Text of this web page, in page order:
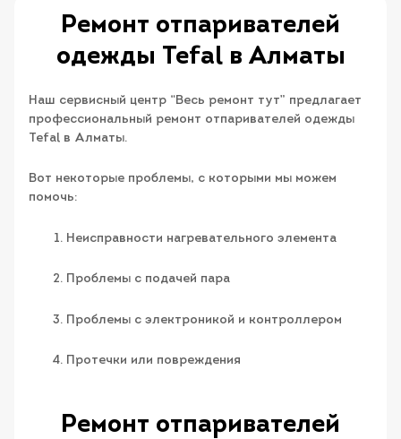
Ремонт отпаривателей
одежды Tefal в Алматы
Наш сервисный центр “Весь ремонт тут” предлагает
профессиональный ремонт отпаривателей одежды
Tefal в Алматы.
Вот некоторые проблемы, с которыми мы можем
помочь:
Неисправности нагревательного элемента
Проблемы с подачей пара
Проблемы с электроникой и контроллером
Протечки или повреждения
Ремонт отпаривателей